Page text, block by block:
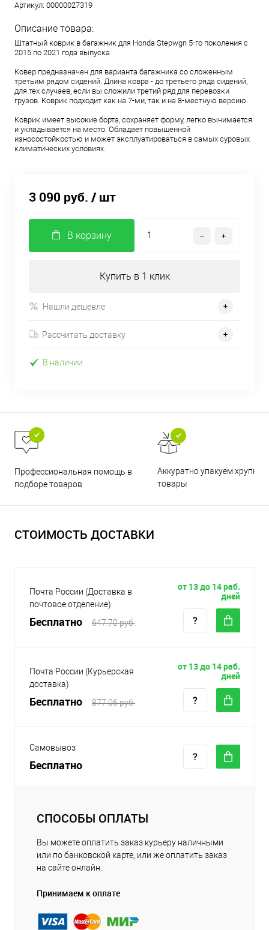
Артикул: 00000027319
Описание товара:
Штатный коврик в багажник для Honda Stepwgn 5-го поколения с
2015 по 2021 года выпуска.
Ковер предназначен для варианта багажника со сложенным
третьим рядом сидений. Длина ковра - до третьего ряда сидений,
для тех случаев, если вы сложили третий ряд для перевозки
грузов. Коврик подходит как на 7-ми, так и на 8-местную версию.
Коврик имеет высокие борта, сохраняет форму, легко вынимается
и укладывается на место. Обладает повышенной
износостойкостью и может эксплуатироваться в самых суровых
климатических условиях.
3 090 руб. / шт
В корзину
Купить в 1 клик
Нашли дешевле
Рассчитать доставку
В наличии
Профессиональная помощь в
подборе товаров
Аккуратно упакуем хрупкие
товары
СТОИМОСТЬ ДОСТАВКИ
Почта России (Доставка в
почтовое отделение)
Бесплатно 647.70 руб.
от 13 до 14 раб.
дней
Почта России (Курьерская
доставка)
Бесплатно 877.06 руб.
от 13 до 14 раб.
дней
Самовывоз
Бесплатно
СПОСОБЫ ОПЛАТЫ
Вы можете оплатить заказ курьеру наличными
или по банковской карте, или же оплатить заказ
на сайте онлайн.
Принимаем к оплате